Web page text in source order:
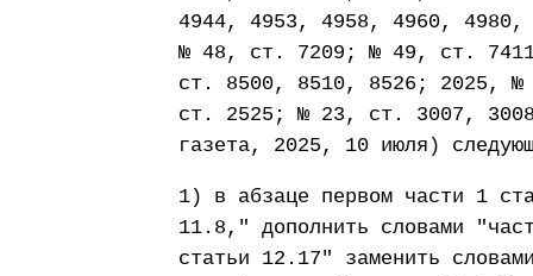
4944, 4953, 4958, 4960,
№ 48, ст. 7209; № 49, ст.
ст. 8500, 8510, 8526; 2025,
ст. 2525; № 23, ст. 3007,
газета, 2025, 10 июля)
1) в абзаце первом части 1
11.8," дополнить словами
статьи 12.17" заменить